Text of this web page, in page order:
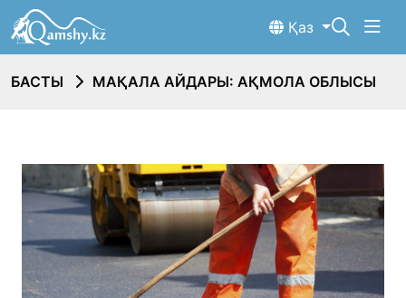
Қаз
БАСТЫ МАҚАЛА АЙДАРЫ: АҚМОЛА ОБЛЫСЫ